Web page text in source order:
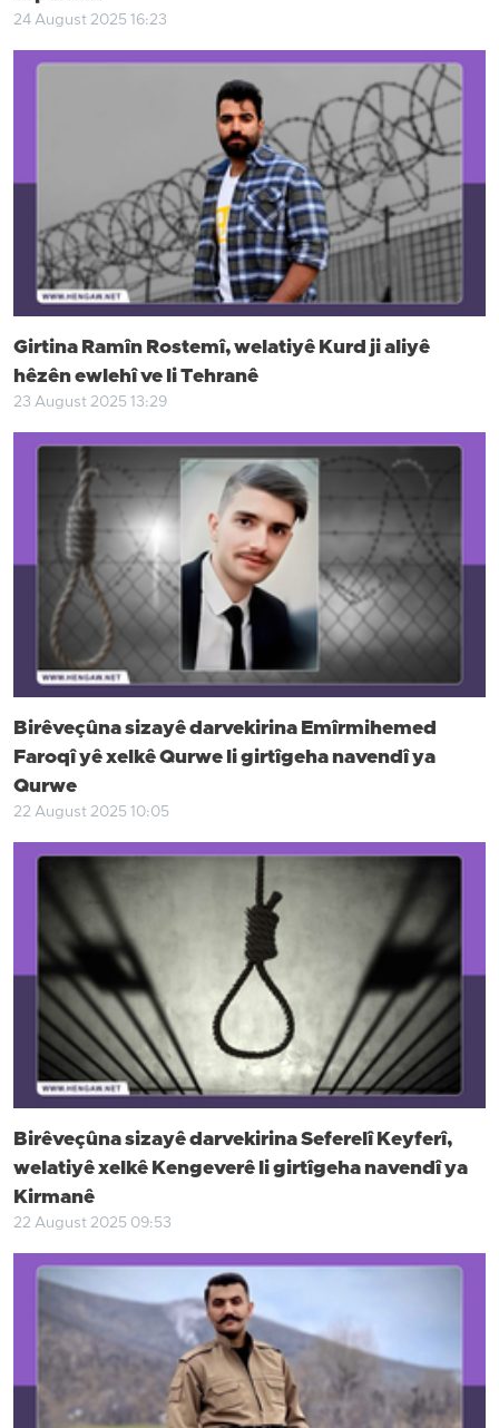
24 August 2025 16:23
Girtina Ramîn Rostemî, welatiyê Kurd ji aliyê
hêzên ewlehî ve li Tehranê
23 August 2025 13:29
Birêveçûna sizayê darvekirina Emîrmihemed
Faroqî yê xelkê Qurwe li girtîgeha navendî ya
Qurwe
22 August 2025 10:05
Birêveçûna sizayê darvekirina Seferelî Keyferî,
welatiyê xelkê Kengeverê li girtîgeha navendî ya
Kirmanê
22 August 2025 09:53